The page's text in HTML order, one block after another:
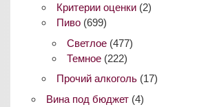
Критерии оценки(2)
Пиво(699)
Светлое (477)
Темное (222)
Прочий алкоголь(17)
Вина под бюджет(4)